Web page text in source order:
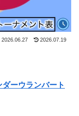
2026.06.27 2026.07.19
ーウランバート